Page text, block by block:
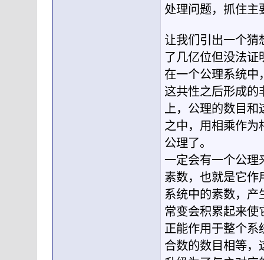
处理问题，抓住主
让我们引出一个猜
了几亿位但没法证
在一个公理系统中
这共性之后形成的
上，公理的数目
之中，用相乘作为
公理了。
一定会有一个公理
素数，也就是它作
系统中的素数，产
常变会积累起来使
正能作用于整个系
合数的数目相等，